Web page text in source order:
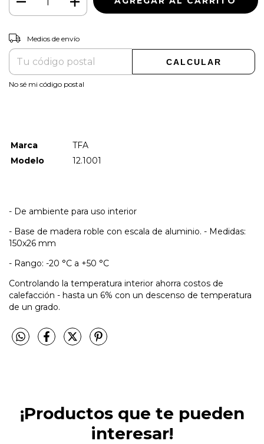
Entregas para el CP:
Medios de envío
CALCULAR
No sé mi código postal
Marca
TFA
Modelo
12.1001
- De ambiente para uso interior
- Base de madera roble con escala de aluminio. - Medidas:
150x26 mm
- Rango: -20 °C a +50 °C
Controlando la temperatura interior ahorra costos de
calefacción - hasta un 6% con un descenso de temperatura
de un grado.
¡Productos que te pueden
interesar!